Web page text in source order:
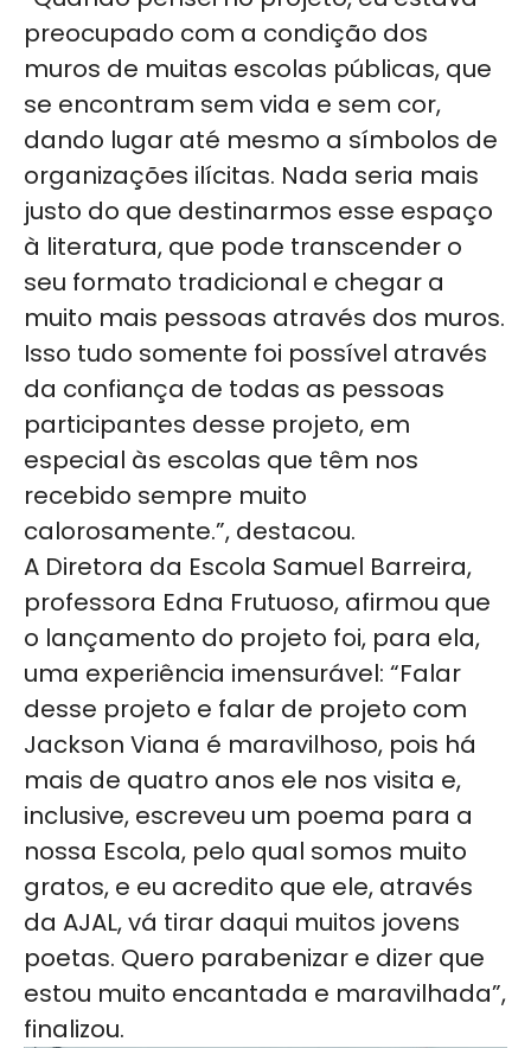
preocupado com a condição dos
muros de muitas escolas públicas, que
se encontram sem vida e sem cor,
dando lugar até mesmo a símbolos de
organizações ilícitas. Nada seria mais
justo do que destinarmos esse espaço
à literatura, que pode transcender o
seu formato tradicional e chegar a
muito mais pessoas através dos muros.
Isso tudo somente foi possível através
da confiança de todas as pessoas
participantes desse projeto, em
especial às escolas que têm nos
recebido sempre muito
calorosamente.”, destacou.
A Diretora da Escola Samuel Barreira,
professora Edna Frutuoso, afirmou que
o lançamento do projeto foi, para ela,
uma experiência imensurável: “Falar
desse projeto e falar de projeto com
Jackson Viana é maravilhoso, pois há
mais de quatro anos ele nos visita e,
inclusive, escreveu um poema para a
nossa Escola, pelo qual somos muito
gratos, e eu acredito que ele, através
da AJAL, vá tirar daqui muitos jovens
poetas. Quero parabenizar e dizer que
estou muito encantada e maravilhada”,
finalizou.